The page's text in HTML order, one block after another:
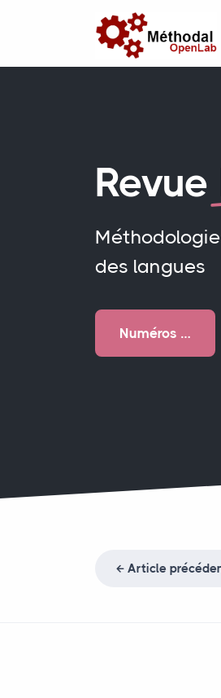
Revue
des langues
Numéros …
Article